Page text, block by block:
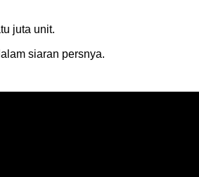
juta unit.
siaran persnya.